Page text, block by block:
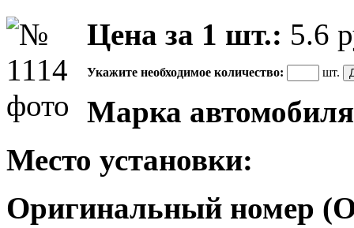
Цена за 1 шт.: 5.6
Укажите необходимое количество: шт.
Марка
Место установки:
Оригинальный номер